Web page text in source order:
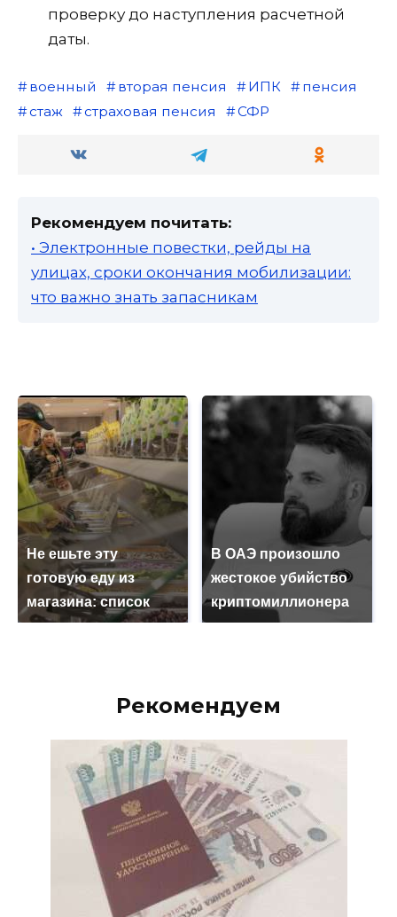
проверку до наступления расчетной
даты.
военный вторая пенсия ИПК
пенсия
стаж
страховая пенсия СФР
Рекомендуем почитать:
• Электронные повестки, рейды на
улицах, сроки окончания мобилизации:
что важно знать запасникам
Не ешьте эту
готовую еду из
магазина: список
В ОАЭ произошло
жестокое убийство
криптомиллионера
Рекомендуем